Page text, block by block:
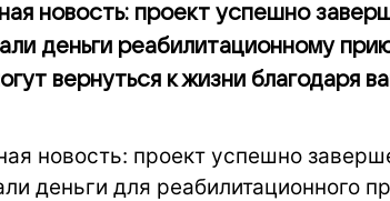
новость: проект успешно
деньги реабилитационному
вернуться к жизни благодаря
новость: проект успешно
деньги для реабилитационного